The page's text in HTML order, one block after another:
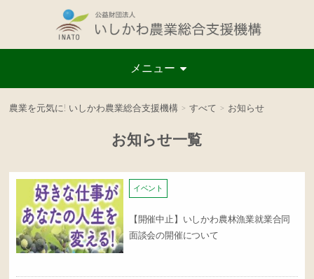
メニュー
農業を元気に! いしかわ農業総合支援機構 > すべて > お知らせ
お知らせ一覧
イベント
【開催中止】いしかわ農林漁業就業合同
面談会の開催について